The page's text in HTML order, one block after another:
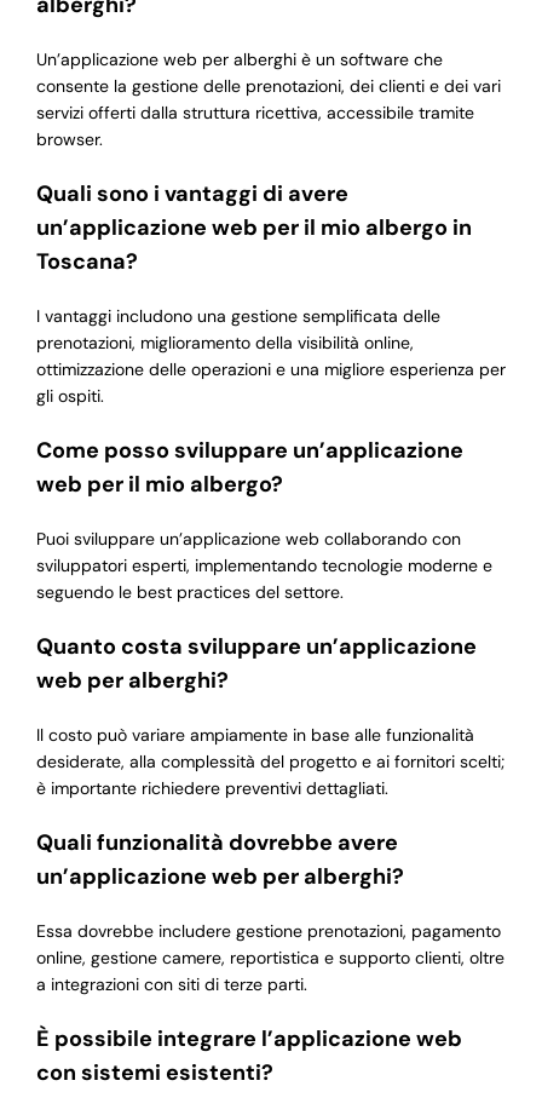
Un’applicazione web per alberghi è un software che
consente la gestione delle prenotazioni, dei clienti e dei vari
servizi offerti dalla struttura ricettiva, accessibile tramite
browser.
Quali sono i vantaggi di avere
un’applicazione web per il mio albergo in
Toscana?
I vantaggi includono una gestione semplificata delle
prenotazioni, miglioramento della visibilità online,
ottimizzazione delle operazioni e una migliore esperienza per
gli ospiti.
Come posso sviluppare un’applicazione
web per il mio albergo?
Puoi sviluppare un’applicazione web collaborando con
sviluppatori esperti, implementando tecnologie moderne e
seguendo le best practices del settore.
Quanto costa sviluppare un’applicazione
web per alberghi?
Il costo può variare ampiamente in base alle funzionalità
desiderate, alla complessità del progetto e ai fornitori scelti;
è importante richiedere preventivi dettagliati.
Quali funzionalità dovrebbe avere
un’applicazione web per alberghi?
Essa dovrebbe includere gestione prenotazioni, pagamento
online, gestione camere, reportistica e supporto clienti, oltre
a integrazioni con siti di terze parti.
È possibile integrare l’applicazione web
con sistemi esistenti?